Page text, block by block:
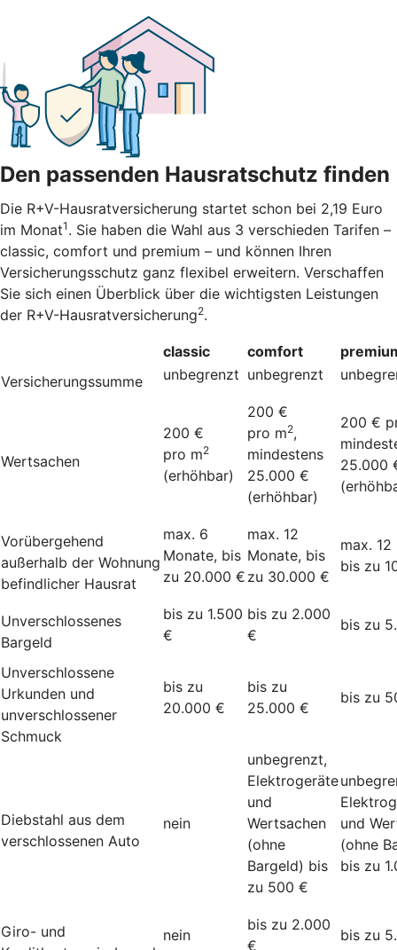
Den passenden Hausratschutz finden
Die R+V-Hausratversicherung startet schon bei 2,19 Euro
im Monat1 . Sie haben die Wahl aus 3 verschieden Tarifen –
classic, comfort und premium – und können Ihren
Versicherungsschutz ganz flexibel erweitern. Verschaffen
Sie sich einen Überblick über die wichtigsten Leistungen
der R+V-Hausratversicherung2.
classic comfort
Versicherungssumme
unbegrenzt unbegrenzt
Wertsachen
200 €
pro m2
(erhöhbar)
200 €
pro m2,
mindestens
25.000 €
(erhöhbar)
200 €
25.000
Vorübergehend
außerhalb der Wohnung
befindlicher Hausrat
max. 6
Monate, bis
zu 20.000 €
max. 12
Monate, bis
zu 30.000 €
max.
bis zu
Unverschlossenes
Bargeld
bis zu 1.500
€
bis zu 2.000
€
bis zu
Unverschlossene
Urkunden und
unverschlossener
Schmuck
bis zu
20.000 €
bis zu
25.000 €
bis zu
Diebstahl aus dem
verschlossenen Auto
nein
unbegrenzt,
Elektrogeräte
und
Wertsachen
(ohne
Bargeld) bis
zu 500 €
und
(ohne
bis zu
Giro- und
nein
bis zu 2.000
€
bis zu